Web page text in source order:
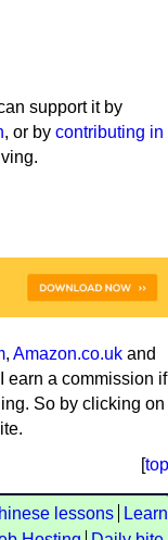
support it by
, or by contributing in
, Amazon.co.uk and
earn a commission if
So by clicking on
[top
lessons
Learn